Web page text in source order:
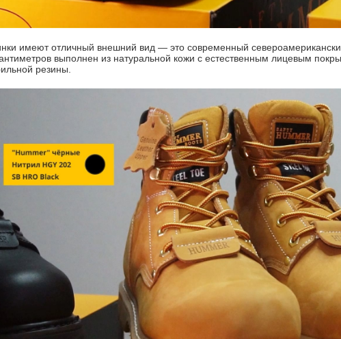
имеют отличный внешний вид — это современный
выполнен из натуральной кожи с естественным лицевым
резины.